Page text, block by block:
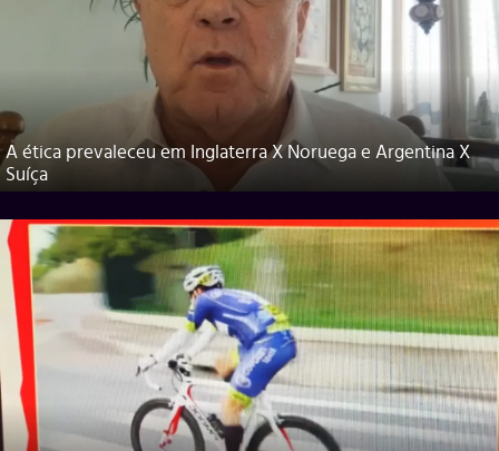
A ética prevaleceu em Inglaterra X Noruega e Argentina X
Suíça